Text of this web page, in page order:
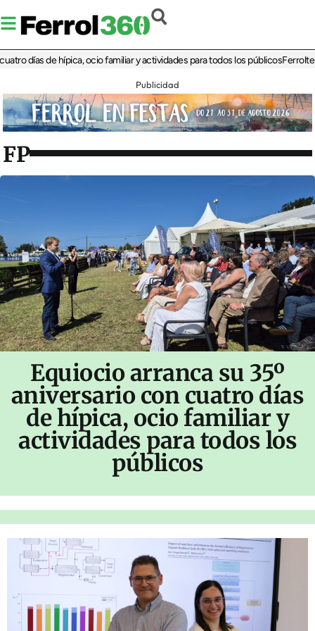
de hípica, ocio familiar y actividades para todos los públicosFerrolterra
Publicidad
FP
Equiocio arranca su 35º
aniversario con cuatro días
de hípica, ocio familiar y
actividades para todos los
públicos